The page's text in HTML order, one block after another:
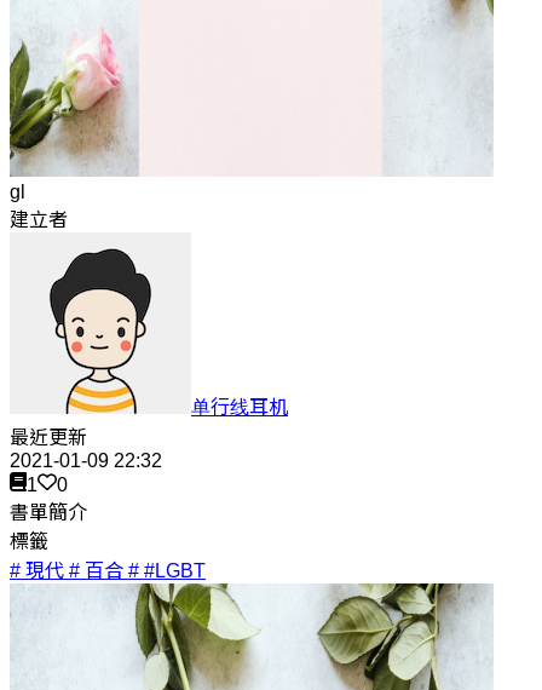
gl
建立者
单行线耳机
最近更新
2021-01-09 22:32
1
0
書單簡介
標籤
# 現代 # 百合 # #LGBT